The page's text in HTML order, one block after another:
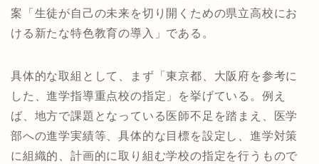
案「生徒が自己の未来を切り開くための県立高校にお
ける新たな特色教育の導入」である。
具体的な取組として、まず「東京都、大阪府を参考に
した、進学指導重点校の指定」を挙げている。例え
ば、地方で課題となっている医師不足を踏まえ、医学
部への進学実績等、具体的な目標を設定し、進学対策
に組織的、計画的に取り組む学校の指定を行うもので